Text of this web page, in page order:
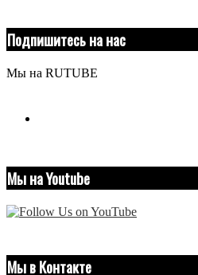
Подпишитесь на нас
Мы на RUTUBE
Мы на Youtube
Мы в Контакте